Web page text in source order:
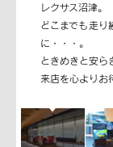
レクサス沼津。
どこまでも走り
に・・・。
ときめきと安ら
来店を心よりお